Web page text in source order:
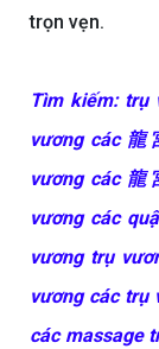
trọn vẹn.
Tìm kiếm: trụ
vương các 龍
vương các 龍
vương các
vương trụ
vương các trụ
các massage